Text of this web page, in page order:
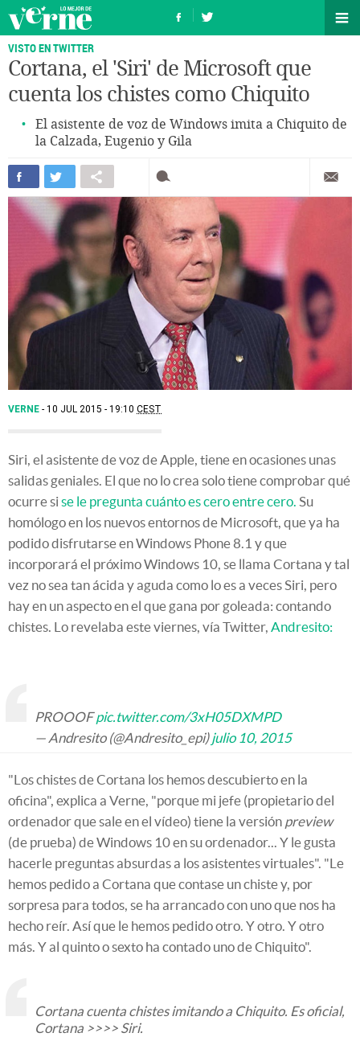
VISTO EN TWITTER
Cortana, el 'Siri' de Microsoft que
cuenta los chistes como Chiquito
El asistente de voz de Windows imita a Chiquito de
la Calzada, Eugenio y Gila
VERNE 10 JUL 2015 - 19:10 CEST
Siri, el asistente de voz de Apple, tiene en ocasiones unas
salidas geniales. El que no lo crea solo tiene comprobar qué
ocurre si se le pregunta cuánto es cero entre cero. Su
homólogo en los nuevos entornos de Microsoft, que ya ha
podido disfrutarse en Windows Phone 8.1 y que
incorporará el próximo Windows 10, se llama Cortana y tal
vez no sea tan ácida y aguda como lo es a veces Siri, pero
hay en un aspecto en el que gana por goleada: contando
chistes. Lo revelaba este viernes, vía Twitter, Andresito:
PROOOFpic.twitter.com/3xH05DXMPD
— Andresito (@Andresito_epi)julio 10, 2015
"Los chistes de Cortana los hemos descubierto en la
oficina", explica a Verne, "porque mi jefe (propietario del
ordenador que sale en el vídeo) tiene la versión preview
(de prueba) de Windows 10 en su ordenador... Y le gusta
hacerle preguntas absurdas a los asistentes virtuales". "Le
hemos pedido a Cortana que contase un chiste y, por
sorpresa para todos, se ha arrancado con uno que nos ha
hecho reír. Así que le hemos pedido otro. Y otro. Y otro
más. Y al quinto o sexto ha contado uno de Chiquito".
Cortana cuenta chistes imitando a Chiquito. Es oficial,
Cortana >>>> Siri.